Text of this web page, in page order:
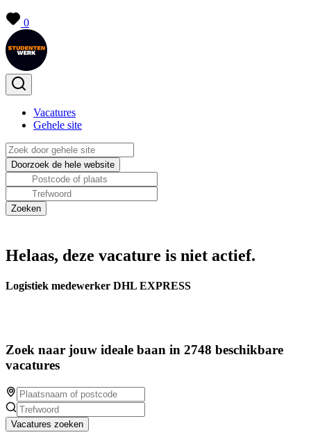
0
Vacatures
Gehele site
Helaas, deze vacature is niet actief.
Logistiek medewerker DHL EXPRESS
Zoek naar jouw ideale baan in 2748 beschikbare
vacatures
Vacatures zoeken